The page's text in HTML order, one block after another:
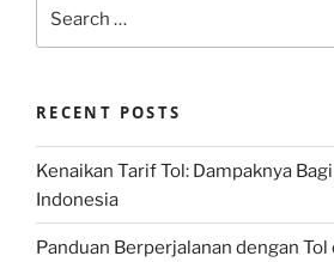
RECENT POSTS
Kenaikan Tarif Tol: Dampaknya
Indonesia
Panduan Berperjalanan dengan Tol